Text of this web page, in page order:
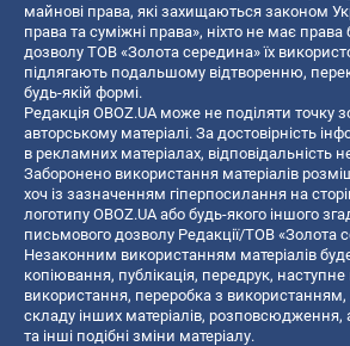
майнові права, які захищаються законом
права та суміжні права», ніхто не має
дозволу ТОВ «Золота середина» їх
підлягають подальшому відтворенню,
будь-якій формі.
Редакція OBOZ.UA може не поділяти точку
авторському матеріалі. За достовірність
в рекламних матеріалах, відповідальність
Заборонено використання матеріалів
хоч із зазначенням гіперпосилання на
логотипу OBOZ.UA або будь-якого іншого
письмового дозволу Редакції/ТОВ «Золота
Незаконним використанням матеріалів
копiювання, публiкацiя, передрук,
використання, переробка з
складу інших матеріалів, розповсюдження,
та інші подібні зміни матеріалу.